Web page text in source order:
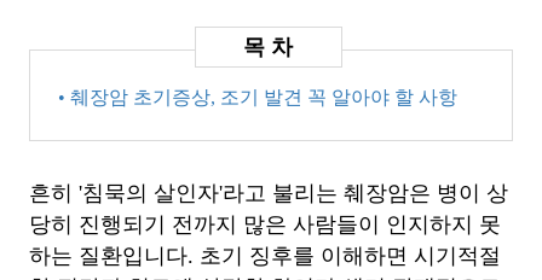
• 췌장암 초기증상, 조기 발견 꼭 알아야 할 사항
흔히 '침묵의 살인자'라고 불리는 췌장암은 병이 상
당히 진행되기 전까지 많은 사람들이 인지하지 못
하는 질환입니다. 초기 징후를 이해하면 시기적절